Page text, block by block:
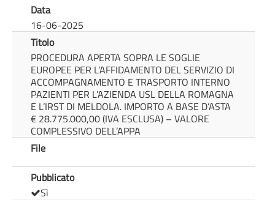
Data
16-06-2025
Titolo
PROCEDURA APERTA SOPRA LE SOGLIE
EUROPEE PER L’AFFIDAMENTO DEL SERVIZIO DI
ACCOMPAGNAMENTO E TRASPORTO INTERNO
PAZIENTI PER L’AZIENDA USL DELLA ROMAGNA
E L’IRST DI MELDOLA. IMPORTO A BASE D’ASTA
€ 28.775.000,00 (IVA ESCLUSA) – VALORE
COMPLESSIVO DELL’APPA
File
Pubblicato
Sì